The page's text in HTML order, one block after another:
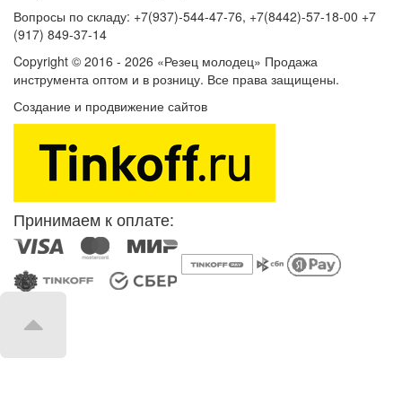
Вопросы по складу: +7(937)-544-47-76, +7(8442)-57-18-00 +7
(917) 849-37-14
Copyright © 2016 - 2026 «Резец молодец» Продажа
инструмента оптом и в розницу. Все права защищены.
Создание и продвижение сайтов
Принимаем к оплате: